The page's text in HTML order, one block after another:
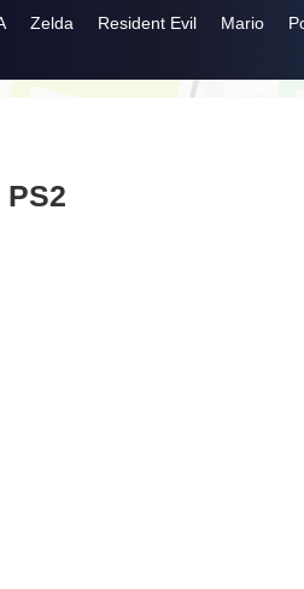
Zelda Resident Evil Mario